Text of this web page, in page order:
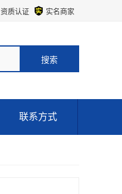
资质认证 实名商家
联系方式